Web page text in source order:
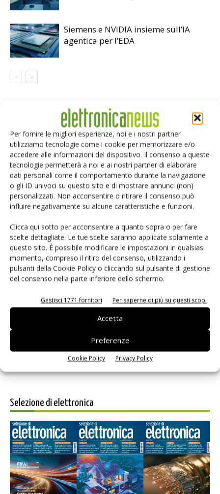
Per fornire le migliori esperienze, noi e i nostri partner
utilizziamo tecnologie come i cookie per memorizzare e/o
accedere alle informazioni del dispositivo. Il consenso a queste
tecnologie permetterà a noi e ai nostri partner di elaborare
dati personali come il comportamento durante la navigazione
o gli ID univoci su questo sito e di mostrare annunci (non)
personalizzati. Non acconsentire o ritirare il consenso può
influire negativamente su alcune caratteristiche e funzioni.
Clicca qui sotto per acconsentire a quanto sopra o per fare
scelte dettagliate. Le tue scelte saranno applicate solamente a
questo sito. È possibile modificare le impostazioni in qualsiasi
momento, compreso il ritiro del consenso, utilizzando i
pulsanti della Cookie Policy o cliccando sul pulsante di gestione
del consenso nella parte inferiore dello schermo.
Gestisci 1771 fornitori Per saperne di più su questi scopi
Accetta
Preferenze
Cookie Policy Privacy Policy
Siemens e NVIDIA insieme sull’IA
agentica per l’EDA
LASCIA UN COMMENTO
Salva il mio nome, email e sito web in questo browser per i
prossimi commenti.
Selezione di elettronica